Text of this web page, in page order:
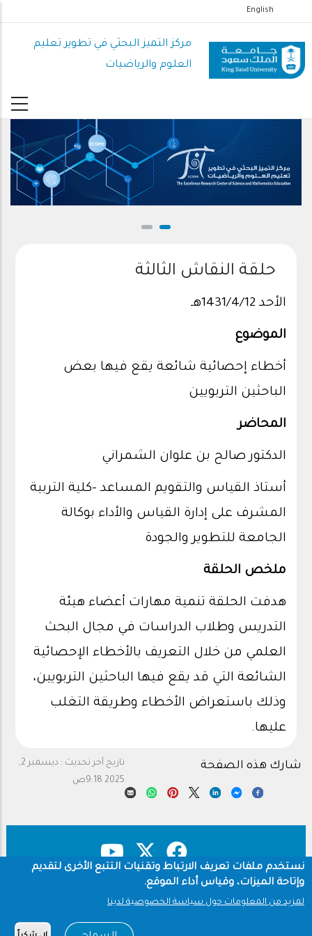
إلى
المحتوى
الرئيسي
English
مركز التميز البحثي في تطوير تعليم
العلوم والرياضيات
حلقة النقاش الثالثة
الأحد 1431/4/12هـ
الموضوع
أخطاء إحصائية شائعة يقع فيها بعض
الباحثين التربويين
المحاضر
الدكتور صالح بن علوان الشمراني
أستاذ القياس والتقويم المساعد –كلية التربية
المشرف على إدارة القياس والأداء بوكالة
الجامعة للتطوير والجودة
ملخص الحلقة
هدفت الحلقة تنمية مهارات أعضاء هيئة
التدريس وطلاب الدراسات في مجال البحث
العلمي من خلال التعريف بالأخطاء الإحصائية
الشائعة التي قد يقع فيها الباحثين التربويين،
وذلك باستعراض الأخطاء وطريقة التغلب
عليها.
تاريخ آخر تحديث :
ديسمبر 2,
2025 9:18ص
شارك هذه الصفحة
Footer
نستخدم ملفات تعريف الارتباط وتقنيات التتبع الأخرى لتقديم
وإتاحة الميزات، وقياس أداء الموقع.
لمزيد من المعلومات حول سياسة الخصوصية لدينا